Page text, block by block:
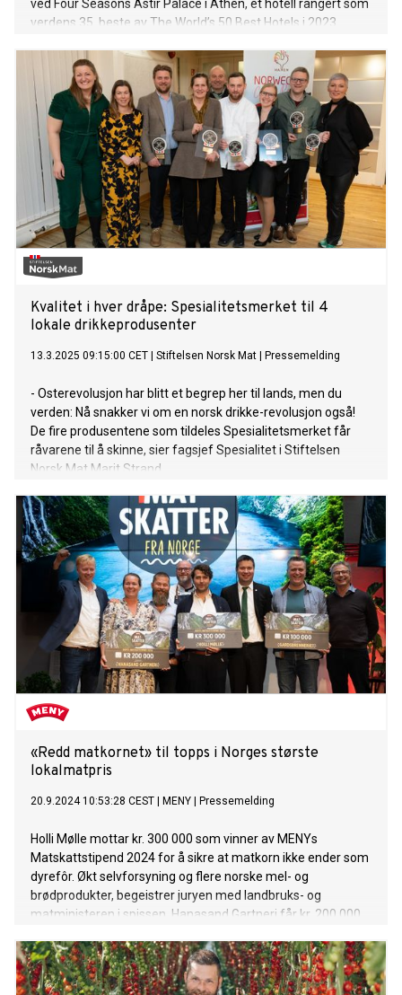
ved Four Seasons Astir Palace i Athen, et hotell rangert som
verdens 35. beste av The World’s 50 Best Hotels i 2023.
som verdens 11. beste bar (The World’s 50 Best Bars),
serverte Britannias bartendere signaturcocktails basert på
trønderske råvarer.
Kvalitet i hver dråpe: Spesialitetsmerket til 4
lokale drikkeprodusenter
13.3.2025 09:15:00 CET Stiftelsen Norsk Mat Pressemelding
- Osterevolusjon har blitt et begrep her til lands, men du
verden: Nå snakker vi om en norsk drikke-revolusjon også!
De fire produsentene som tildeles Spesialitetsmerket får
råvarene til å skinne, sier fagsjef Spesialitet i Stiftelsen
Norsk Mat Marit Strand.
«Redd matkornet» til topps i Norges største
lokalmatpris
20.9.2024 10:53:28 CEST MENY Pressemelding
Holli Mølle mottar kr. 300 000 som vinner av MENYs
Matskattstipend 2024 for å sikre at matkorn ikke ender som
dyrefôr. Økt selvforsyning og flere norske mel- og
brødprodukter, begeistrer juryen med landbruks- og
matministeren i spissen. Hanasand Gartneri får kr. 200 000
mens Gaardsbrenneriet får kr. 100 000 for å utvikle
alkoholfrie cocktails.